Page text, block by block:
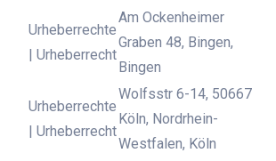
Urheberrechte
| Urheberrecht
Am Ockenheimer
Graben 48, Bingen,
Bingen
Urheberrechte
| Urheberrecht
Wolfsstr 6-14, 50667
Köln, Nordrhein-
Westfalen, Köln